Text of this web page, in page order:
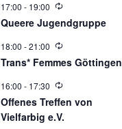
u
n
r
o
u
n
17:00 - 19:00
W
e
e
r
o
u
Queere Jugendgruppe
18:00 -21:00
W
e
e
r
o
Trans* Femmes Göttingen
16:00 - 17:30
W
e
d
Offenes Treffen von
Vielfarbig e.V.